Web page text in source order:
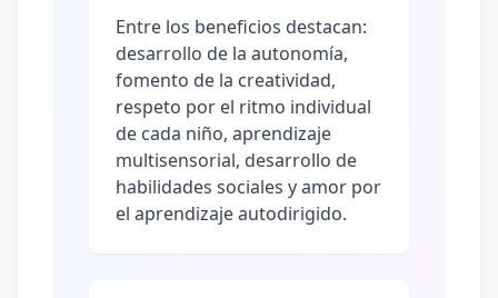
Entre los beneficios destacan:
desarrollo de la autonomía,
fomento de la creatividad,
respeto por el ritmo individual
de cada niño, aprendizaje
multisensorial, desarrollo de
habilidades sociales y amor por
el aprendizaje autodirigido.